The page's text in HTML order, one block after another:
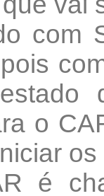
com
o
é